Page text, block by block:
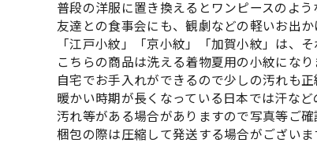
普段の洋服に置き換えるとワンピースのよ
友達との食事会にも、観劇などの軽いお出
「江戸小紋」「京小紋」「加賀小紋」は、
こちらの商品は洗える着物夏用の小紋になり
自宅でお手入れができるので少しの汚れも正
暖かい時期が長くなっている日本では汗な
汚れ等がある場合がありますので写真等ご
梱包の際は圧縮して発送する場合がございま